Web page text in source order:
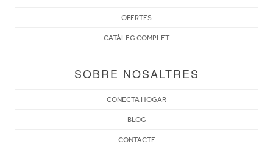
OFERTES
CATÀLEG COMPLET
SOBRE NOSALTRES
CONECTA HOGAR
BLOG
CONTACTE